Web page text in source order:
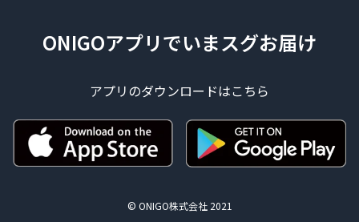
ONIGOアプリでいまスグお届け
アプリのダウンロードはこちら
© ONIGO株式会社 2021